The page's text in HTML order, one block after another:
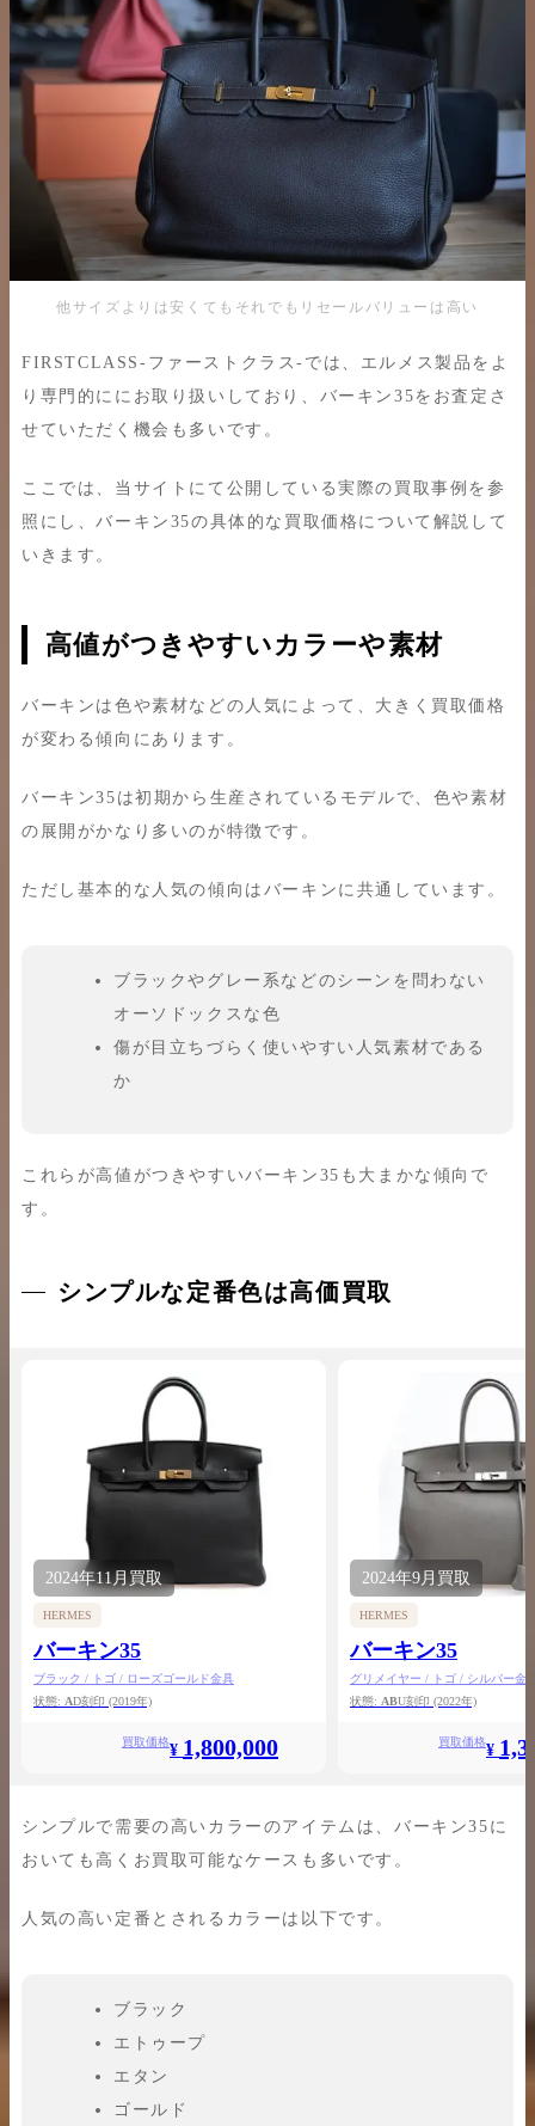
他サイズよりは安くてもそれでもリセールバリューは高い
FIRSTCLASS-ファーストクラス-では、エルメス製品をよ
り専門的ににお取り扱いしており、バーキン35をお査定さ
せていただく機会も多いです。
ここでは、当サイトにて公開している実際の買取事例を参
照にし、バーキン35の具体的な買取価格について解説して
いきます。
高値がつきやすいカラーや素材
バーキンは色や素材などの人気によって、大きく買取価格
が変わる傾向にあります。
バーキン35は初期から生産されているモデルで、色や素材
の展開がかなり多いのが特徴です。
ただし基本的な人気の傾向はバーキンに共通しています。
ブラックやグレー系などのシーンを問わない
オーソドックスな色
傷が目立ちづらく使いやすい人気素材である
か
これらが高値がつきやすいバーキン35も大まかな傾向で
す。
シンプルな定番色は高価買取
2024年11月買取
HERMES
バーキン35
ブラック / トゴ / ローズゴールド金具
状態: AD刻印 (2019年)
買取価格¥ 1,800,000
2024年9月 買取
HERMES
バーキン35
グリメイヤー / トゴ / シルバー金
状態: ABU刻印 (2022年)
買取価格¥
シンプルで需要の高いカラーのアイテムは、バーキン35に
おいても高くお買取可能なケースも多いです。
人気の高い定番とされるカラーは以下です。
ブラック
エトゥープ
エタン
ゴールド